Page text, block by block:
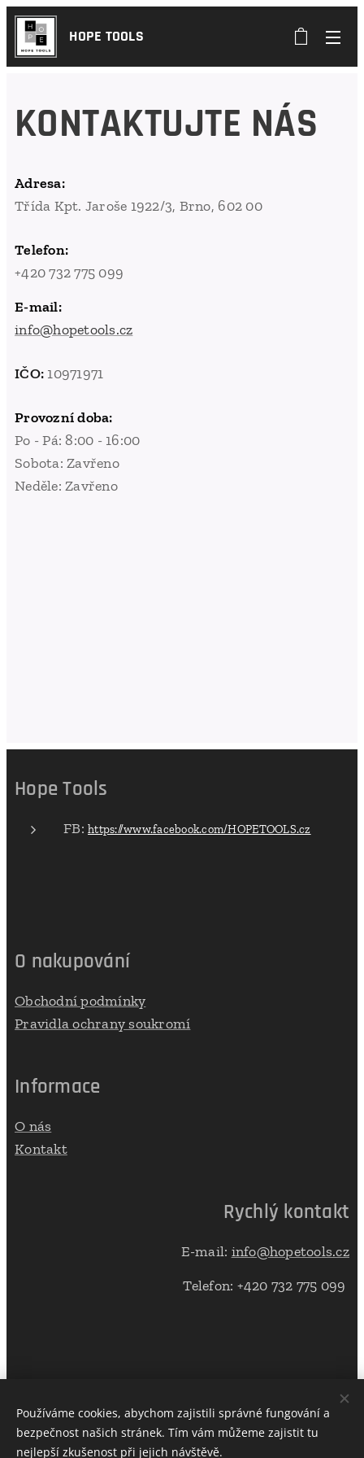
HOPE TOOLS
KONTAKTUJTE NÁS
Adresa:
Třída Kpt. Jaroše 1922/3, Brno, 602 00
Telefon:
+420 732 775 099
E-mail:
info@hopetools.cz
IČO: 10971971
Provozní doba:
Po - Pá: 8:00 - 16:00
Sobota: Zavřeno
Neděle: Zavřeno
Hope Tools
FB:https://www.facebook.com/HOPETOOLS.cz
O nakupování
Obchodní podmínky
Pravidla ochrany soukromí
Informace
O nás
Kontakt
Rychlý kontakt
E-mail: info@hopetools.cz
Telefon: +420 732 775 099
© 2021 HOPE Tools s.r.o. Všechna práva vyhrazena Cookies
Používáme cookies, abychom zajistili správné fungování a
bezpečnost našich stránek. Tím vám můžeme zajistit tu
nejlepší zkušenost při jejich návštěvě.